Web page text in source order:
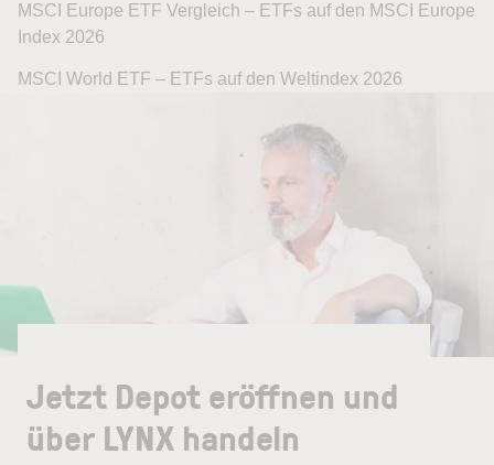
MSCI Europe ETF Vergleich – ETFs auf den MSCI Europe
Index 2026
MSCI World ETF – ETFs auf den Weltindex 2026
Jetzt Depot eröffnen und
über LYNX handeln